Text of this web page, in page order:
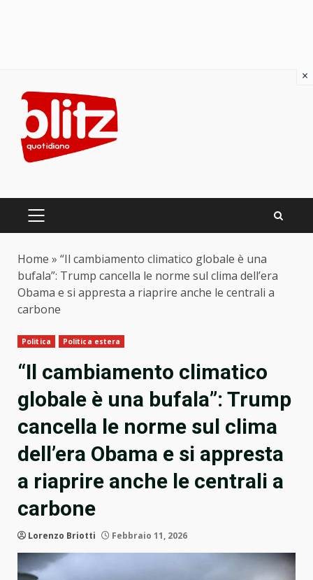
content
PRIMARY
Home » “Il cambiamento climatico globale è una
bufala”: Trump cancella le norme sul clima dell’era
Obama e si appresta a riaprire anche le centrali a
carbone
Politica Politica estera
“Il cambiamento climatico
globale è una bufala”: Trump
cancella le norme sul clima
dell’era Obama e si appresta
a riaprire anche le centrali a
carbone
Lorenzo Briotti Febbraio 11, 2026
×